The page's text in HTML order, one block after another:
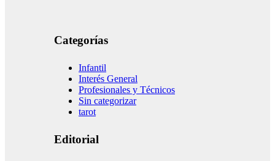
Categorías
Infantil
Interés General
Profesionales y Técnicos
Sin categorizar
tarot
Editorial